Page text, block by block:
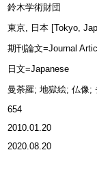
鈴木学術財団
東京, 日本 [Tokyo,
期刊論文=Journal
日文=Japanese
曼荼羅; 地獄絵; 仏像;
654
2010.01.20
2020.08.20